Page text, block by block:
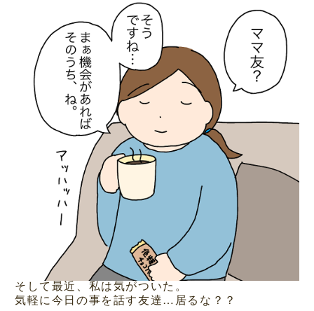
そして最近、私は気がついた。
気軽に今日の事を話す友達…居るな？？